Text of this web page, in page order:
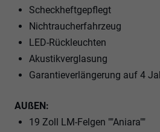
Scheckheftgepflegt
Nichtraucherfahrzeug
LED-Rückleuchten
Akustikverglasung
Garantieverlängerung auf 4
AUßEN:
19 Zoll LM-Felgen ""Aniara""